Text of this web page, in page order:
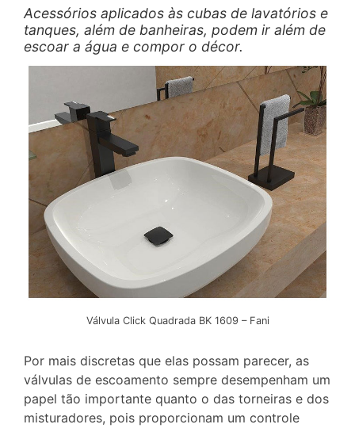
Acessórios aplicados às cubas de lavatórios e
tanques, além de banheiras, podem ir além de
escoar a água e compor o décor.
Válvula Click Quadrada BK 1609 – Fani
Por mais discretas que elas possam parecer, as
válvulas de escoamento sempre desempenham um
papel tão importante quanto o das torneiras e dos
misturadores, pois proporcionam um controle